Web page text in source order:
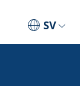
SV